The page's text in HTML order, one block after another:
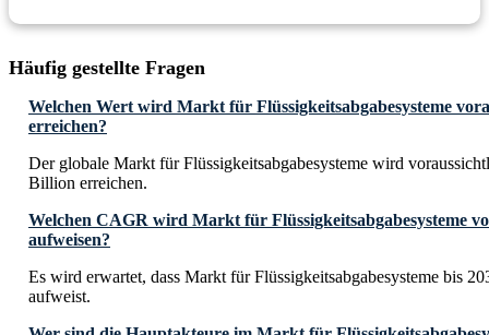
Häufig gestellte Fragen
Welchen Wert wird Markt für Flüssigkeitsabgabesysteme
erreichen?
Der globale Markt für Flüssigkeitsabgabesysteme wird
Billion erreichen.
Welchen CAGR wird Markt für Flüssigkeitsabgabesysteme
aufweisen?
Es wird erwartet, dass Markt für Flüssigkeitsabgabesysteme bis
aufweist.